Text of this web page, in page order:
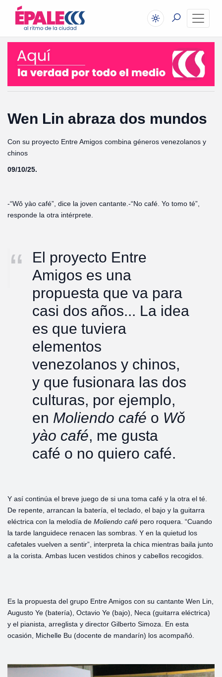
Wen Lin abraza dos mundos
Con su proyecto Entre Amigos combina géneros venezolanos y
chinos
09/10/25.
-“Wǒ yào café”, dice la joven cantante. -“No café. Yo tomo té”,
responde la otra intérprete.
El proyecto Entre
Amigos es una
propuesta que va para
casi dos años... La idea
es que tuviera
elementos
venezolanos y chinos,
y que fusionara las dos
culturas, por ejemplo,
en Moliendo café o Wǒ
yào café, me gusta
café o no quiero café.
Y así continúa el breve juego de si una toma café y la otra el té.
De repente, arrancan la batería, el teclado, el bajo y la guitarra
eléctrica con la melodía de Moliendo café pero roquera. “Cuando
la tarde languidece renacen las sombras. Y en la quietud los
cafetales vuelven a sentir”, interpreta la chica mientras baila junto
a la corista. Ambas lucen vestidos chinos y cabellos recogidos.
Es la propuesta del grupo Entre Amigos con su cantante Wen Lin,
Augusto Ye (batería), Octavio Ye (bajo), Neca (guitarra eléctrica)
y el pianista, arreglista y director Gilberto Simoza. En esta
ocasión, Michelle Bu (docente de mandarín) los acompañó.